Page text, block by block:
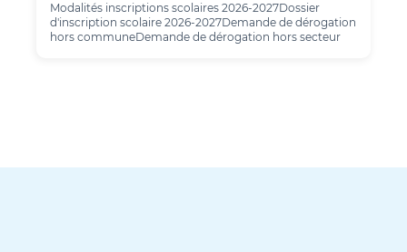
Modalités inscriptions scolaires 2026-2027Dossier
d'inscription scolaire 2026-2027Demande de dérogation
hors communeDemande de dérogation hors secteur